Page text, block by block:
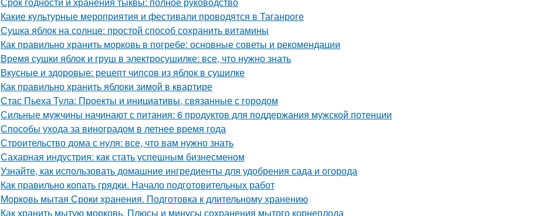
Какие культурные мероприятия и фестивали проводятся в Таганроге
Сушка яблок на солнце: простой способ сохранить витамины
Как правильно хранить морковь в погребе: основные советы и рекомендации
Время сушки яблок и груш в электросушилке: все, что нужно знать
Вкусные и здоровые: рецепт чипсов из яблок в сушилке
Как правильно хранить яблоки зимой в квартире
Стас Пьеха Тула: Проекты и инициативы, связанные с городом
Сильные мужчины начинают с питания: 6 продуктов для поддержания мужской потенции
Способы ухода за виноградом в летнее время года
Строительство дома с нуля: все, что вам нужно знать
Сахарная индустрия: как стать успешным бизнесменом
Узнайте, как использовать домашние ингредиенты для удобрения сада и огорода
Как правильно копать грядки. Начало подготовительных работ
Морковь мытая Сроки хранения. Подготовка к длительному хранению
Как хранить мытую морковь. Плюсы и минусы сохранения мытого корнеплода